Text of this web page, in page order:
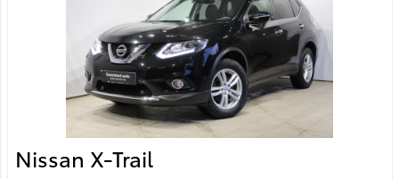
Nissan X-Trail